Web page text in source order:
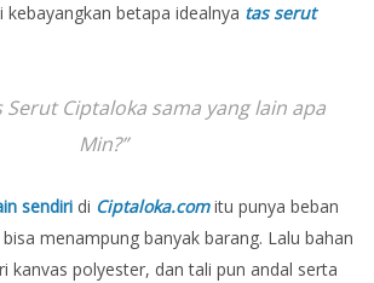
kebayangkan betapa idealnya tas serut
Serut Ciptaloka sama yang lain apa
Min?”
sendiri di Ciptaloka.comitu punya beban
menampung banyak barang. Lalu bahan
kanvas polyester, dan tali pun andal serta